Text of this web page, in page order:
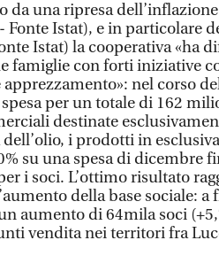
da una ripresa
Istat), e in particolare
Istat) la cooperativa «ha
famiglie con forti iniziative
nel corso
per un totale di 162
destinate
i prodotti in
su una spesa di dicembre
i soci. L’ottimo risultato
della base sociale: a
aumento di 64mila soci
vendita nei territori fra